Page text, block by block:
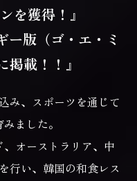
を獲得！』
版（ゴ・エ・ミ
掲載！！』
み、スポーツを通じて
ました。
オーストラリア、中
行い、韓国の和食レス